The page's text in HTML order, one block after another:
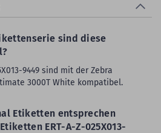
sind diese
9449 sind mit der Zebra
3000T White kompatibel.
Etiketten entsprechen
ERT-A-Z-025X013-